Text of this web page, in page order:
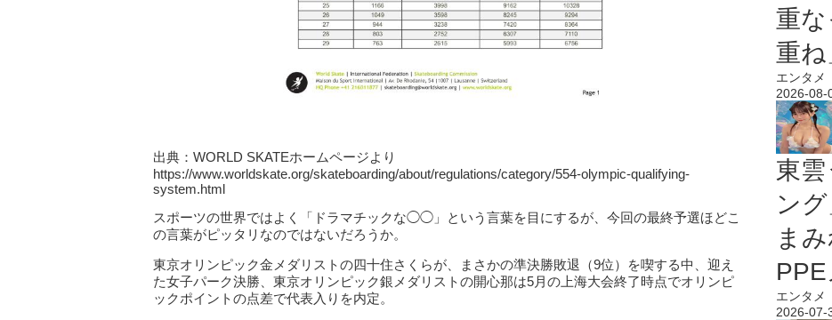
出典：WORLD SKATEホームページより
https://www.worldskate.org/skateboarding/about/regulations/category/554-olympic-qualifying-
system.html
スポーツの世界ではよく「ドラマチックな◯◯」という言葉を目にするが、今回の最終予選ほどこ
の言葉がピッタリなのではないだろうか。
東京オリンピック金メダリストの四十住さくらが、まさかの準決勝敗退（9位）を喫する中、迎え
た女子パーク決勝、東京オリンピック銀メダリストの開心那は5月の上海大会終了時点でオリンピ
ックポイントの点差で代表入りを内定。
重
重ね
エンタメ
2026-08-
東
ン
ま
PPE
エンタメ
2026-07-